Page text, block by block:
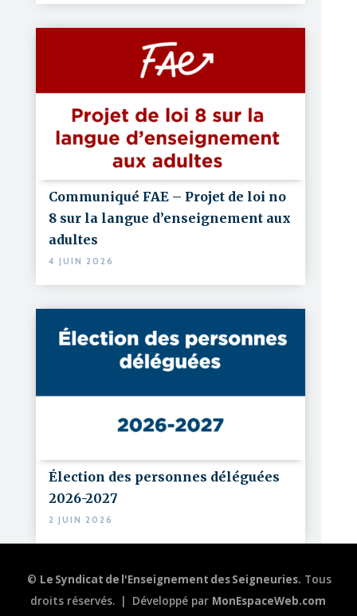
Communiqué FAE – Projet de loi no
8 sur la langue d’enseignement aux
adultes
4 JUIN 2026
Élection des personnes déléguées
2026-2027
2 JUIN 2026
© Le Syndicat de l'Enseignement des Seigneuries. Tous
droits réservés. | Développé par MonEspaceWeb.com